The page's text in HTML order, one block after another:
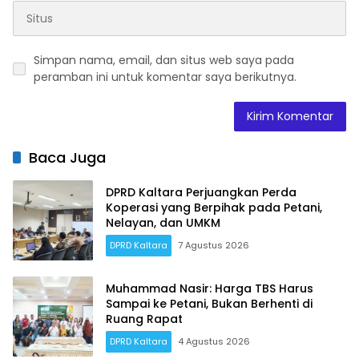
Simpan nama, email, dan situs web saya pada
peramban ini untuk komentar saya berikutnya.
Baca Juga
DPRD Kaltara Perjuangkan Perda
Koperasi yang Berpihak pada Petani,
Nelayan, dan UMKM
DPRD Kaltara 7 Agustus 2026
Muhammad Nasir: Harga TBS Harus
Sampai ke Petani, Bukan Berhenti di
Ruang Rapat
DPRD Kaltara 4 Agustus 2026